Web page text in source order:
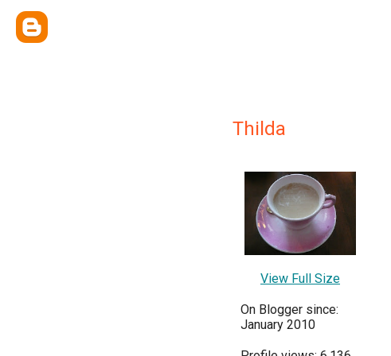
Thilda
View Full Size
On Blogger since:
January 2010